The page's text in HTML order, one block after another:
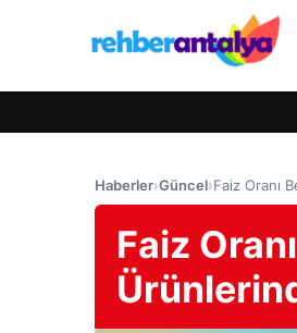
Haberler›Güncel›Faiz Oranı
Faiz